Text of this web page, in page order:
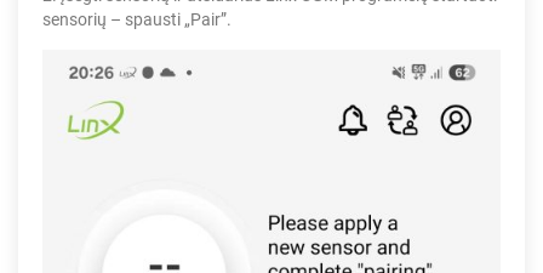
sensorių – spausti „Pair”.